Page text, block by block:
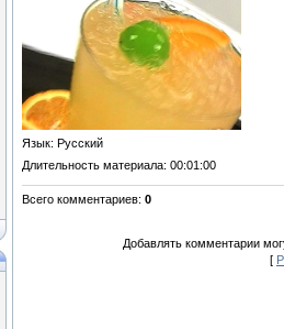
Язык: Русский
Длительность материала: 00:01:00
Всего комментариев: 0
Добавлять комментарии
[